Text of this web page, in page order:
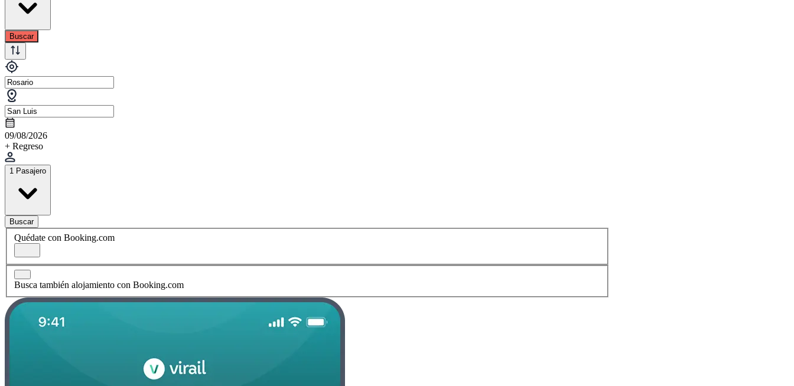
Buscar
09/08/2026
+ Regreso
1 Pasajero
Buscar
Quédate con Booking.com
Busca también alojamiento con Booking.com